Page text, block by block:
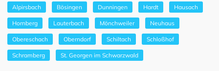
Alpirsbach Bösingen Dunningen Hardt Hausach
Hornberg Lauterbach Mönchweiler Neuhaus
Obereschach Oberndorf Schiltach Schloßhof
Schramberg St. Georgen im Schwarzwald